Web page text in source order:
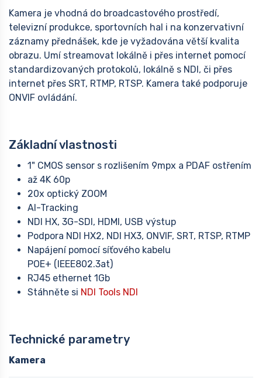
Kamera je vhodná do broadcastového prostředí,
televizní produkce, sportovních hal i na konzervativní
záznamy přednášek, kde je vyžadována větší kvalita
obrazu. Umí streamovat lokálně i přes internet pomocí
standardizovaných protokolů, lokálně s NDI, či přes
internet přes SRT, RTMP, RTSP. Kamera také podporuje
ONVIF ovládání.
Základní vlastnosti
1" CMOS sensor s rozlišením 9mpx a PDAF ostřením
až 4K 60p
20x optický ZOOM
AI-Tracking
NDI HX, 3G-SDI, HDMI, USB výstup
Podpora NDI HX2, NDI HX3, ONVIF, SRT, RTSP, RTMP
Napájení pomocí síťového kabelu
POE+ (IEEE802.3at)
RJ45 ethernet 1Gb
Stáhněte si NDI Tools NDI
Technické parametry
Kamera